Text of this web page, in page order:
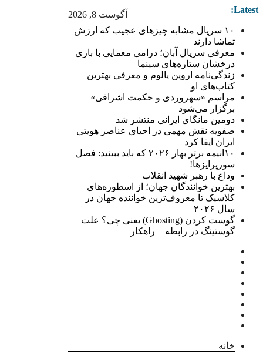
آگوست 8, 2026 Latest:
۱۰ سریال مشابه چیزهای عجیب که ارزش
تماشا دارند
معرفی سریال آبان؛ درامی معمایی با بازی
درخشان ستاره‌های سینما
زندگی‌نامه اروین یالوم و معرفی بهترین
کتاب‌های او
مراسم «سهروردی و حکمت اشراقی»
برگزار می‌شود
دومین مانگای ایرانی منتشر شد
صفویه نقش مهمی در احیای عناصر هویتی
ایران ایفا کرد
۱۰انیمه برتر بهار ۲۰۲۶ که باید ببینید: فصل
سورپرایزها!
وداع با رهبر شهید انقلاب
بهترین خوانندگان جهان؛ از اسطوره‌های
کلاسیک تا معروف‌ترین خواننده جهان در
سال ۲۰۲۶
گوست کردن (Ghosting) یعنی چی؟ علت
گوستینگ در رابطه + راهکار
خانه